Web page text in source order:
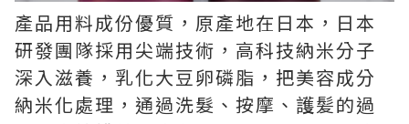
產品用料成份優質，原產地在日本，日本
研發團隊採用尖端技術，高科技納米分子
深入滋養，乳化大豆卵磷脂，把美容成分
納米化處理，通過洗髮、按摩、護髪的過